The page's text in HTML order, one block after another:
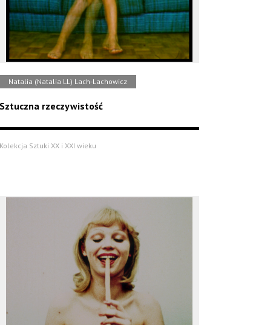
Natalia (Natalia LL) Lach-Lachowicz
Sztuczna rzeczywistość
Kolekcja Sztuki XX i XXI wieku